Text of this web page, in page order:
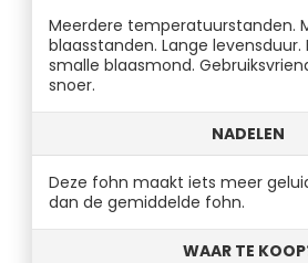
Meerdere temperatuurstanden.
blaasstanden. Lange levensduur.
smalle blaasmond.
snoer.
NADELEN
Deze fohn maakt iets meer
dan de gemiddelde fohn.
WAAR TE